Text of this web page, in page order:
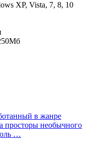
XP, Vista, 7, 8, 10
в жанре
просторы необычного
…